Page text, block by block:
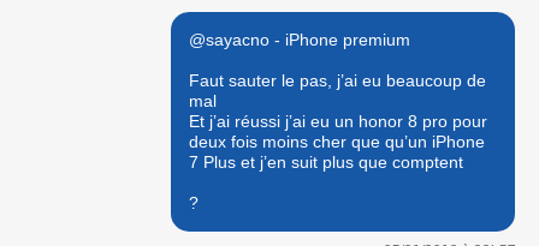
@sayacno - iPhone premium
Faut sauter le pas, j’ai eu beaucoup de
mal
Et j’ai réussi j’ai eu un honor 8 pro pour
deux fois moins cher que qu’un iPhone
7 Plus et j’en suit plus que comptent
?